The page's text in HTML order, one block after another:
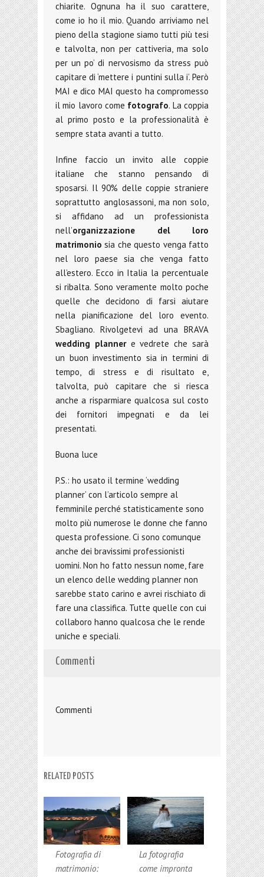
chiarite. Ognuna ha il suo carattere,
come io ho il mio. Quando arriviamo nel
pieno della stagione siamo tutti più tesi
e talvolta, non per cattiveria, ma solo
per un po’ di nervosismo da stress può
capitare di ‘mettere i puntini sulla i’. Però
MAI e dico MAI questo ha compromesso
il mio lavoro come fotografo. La coppia
al primo posto e la professionalità è
sempre stata avanti a tutto.
Infine faccio un invito alle coppie
italiane che stanno pensando di
sposarsi. Il 90% delle coppie straniere
soprattutto anglosassoni, ma non solo,
si affidano ad un professionista
nell’organizzazione del loro
matrimonio sia che questo venga fatto
nel loro paese sia che venga fatto
all’estero. Ecco in Italia la percentuale
si ribalta. Sono veramente molto poche
quelle che decidono di farsi aiutare
nella pianificazione del loro evento.
Sbagliano. Rivolgetevi ad una BRAVA
wedding plannere vedrete che sarà
un buon investimento sia in termini di
tempo, di stress e di risultato e,
talvolta, può capitare che si riesca
anche a risparmiare qualcosa sul costo
dei fornitori impegnati e da lei
presentati.
Buona luce
P.S.: ho usato il termine ‘wedding
planner’ con l’articolo sempre al
femminile perché statisticamente sono
molto più numerose le donne che fanno
questa professione. Ci sono comunque
anche dei bravissimi professionisti
uomini. Non ho fatto nessun nome, fare
un elenco delle wedding planner non
sarebbe stato carino e avrei rischiato di
fare una classifica. Tutte quelle con cui
collaboro hanno qualcosa che le rende
uniche e speciali.
Commenti
Commenti
RELATED POSTS
Fotografia di
matrimonio:
La fotografia
come impronta